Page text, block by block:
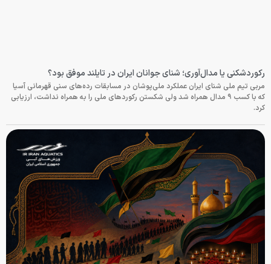
رکوردشکنی یا مدال‌آوری؛ شنای جوانان ایران در تایلند موفق بود؟
مربی تیم ملی شنای ایران عملکرد ملی‌پوشان در مسابقات رده‌های سنی قهرمانی آسیا
که با کسب ۹ مدال همراه شد ولی شکستن رکوردهای ملی را به همراه نداشت، ارزیابی
کرد.